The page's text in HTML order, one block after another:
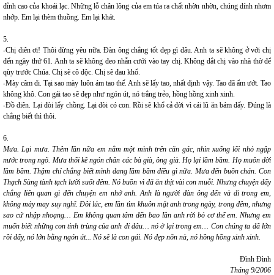
đỉnh cao của khoái lạc. Những lỗ chân lông của em túa ra chất nhờn nhờn, chúng dính nhơm
nhớp. Em lại thèm thuồng. Em lại khát.
5.
-Chị điên ơi! Thôi đừng yêu nữa. Đàn ông chẳng tốt đẹp gì đâu. Anh ta sẽ không ở với chị
đến ngày thứ 61. Anh ta sẽ không đeo nhẫn cưới vào tay chị. Không dắt chị vào nhà thờ để
qùy trước Chúa. Chị sẽ cô độc. Chị sẽ đau khổ.
-Mày câm đi. Tại sao mày luôn ám tao thế. Anh sẽ lấy tao, nhất định vậy. Tao đã ẩm ướt. Tao
không khô. Con gái tao sẽ đẹp như ngón út, nó trắng trẻo, hồng hồng xinh xinh.
-Đồ điên. Lại đòi lấy chồng. Lại đòi có con. Rồi sẽ khổ cả đời vì cái lũ ăn bám đấy. Đúng là
chẳng biết thì thôi.
6.
Mưa. Lại mưa. Thêm lần nữa em nằm một mình trên căn gác, nhìn xuống lối nhỏ ngập
nước trong ngõ. Mưa thối kẽ ngón chân các bà già, ông già. Họ lại lầm bầm. Họ muôn đời
lầm bầm. Thậm chí chẳng biết mình đang lầm bầm điều gì nữa. Mưa đến buồn chán. Con
Thạch Sùng tành tạch lưỡi suốt đêm. Nó buồn vì đã ăn thịt vài con muỗi. Nhưng chuyện đấy
chẳng liên quan gì đến chuyện em nhớ anh. Anh là người đàn ông đến và đi trong em,
không mảy may suy nghĩ. Đôi lúc, em lần tìm khuôn mặt anh trong ngày, trong đêm, nhưng
sao cứ nhập nhoạng… Em không quan tâm đến bao lần anh rời bỏ cơ thể em. Nhưng em
muốn biết những con tinh trùng của anh đi đâu… nó ở lại trong em… Con chúng ta đã lớn
rồi đấy, nó lớn bằng ngón út... Nó sẽ là con gái. Nó đẹp nõn nà, nó hồng hồng xinh xinh.
Đình Đình
Tháng 9/2006